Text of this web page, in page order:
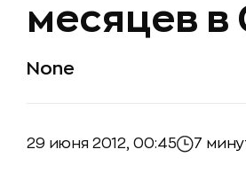
месяцев
None
29 июня 2012, 00:45 7